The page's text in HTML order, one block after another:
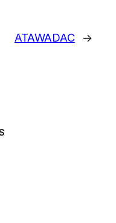
ATAWADAC →